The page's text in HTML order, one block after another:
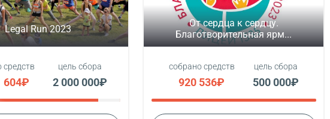
Legal Run 2023
средств
604₽
цель сбора
2 000 000₽
От сердца к сердцу.
Благотворительная ярм...
собрано средств
920 536₽
цель сбора
500 000₽